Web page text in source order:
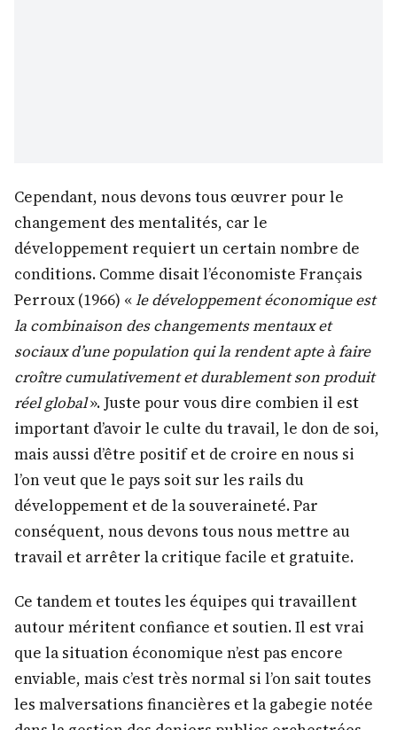
Cependant, nous devons tous œuvrer pour le
changement des mentalités, car le
développement requiert un certain nombre de
conditions. Comme disait l’économiste Français
Perroux (1966) «le développement économique est
la combinaison des changements mentaux et
sociaux d’une population qui la rendent apte à faire
croître cumulativement et durablement son produit
réel global». Juste pour vous dire combien il est
important d’avoir le culte du travail, le don de soi,
mais aussi d’être positif et de croire en nous si
l’on veut que le pays soit sur les rails du
développement et de la souveraineté. Par
conséquent, nous devons tous nous mettre au
travail et arrêter la critique facile et gratuite.
Ce tandem et toutes les équipes qui travaillent
autour méritent confiance et soutien. Il est vrai
que la situation économique n’est pas encore
enviable, mais c’est très normal si l’on sait toutes
les malversations financières et la gabegie notée